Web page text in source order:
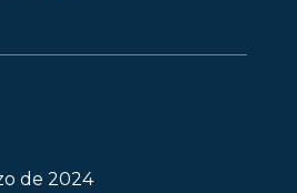
de 2024